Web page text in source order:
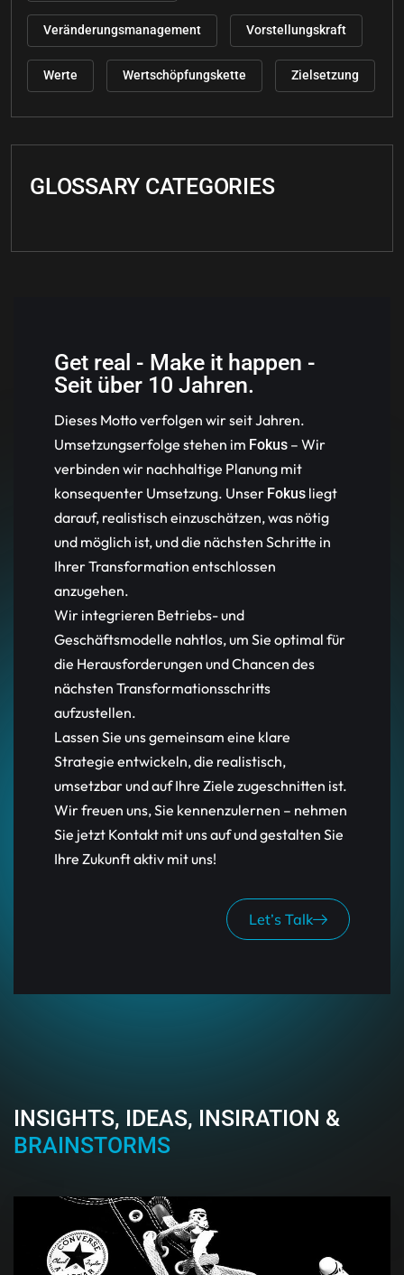
Veränderungsmanagement Vorstellungskraft
Werte Wertschöpfungskette Zielsetzung
GLOSSARY CATEGORIES
Get real - Make it happen -
Seit über 10 Jahren.
Dieses Motto verfolgen wir seit Jahren.
Umsetzungserfolge stehen im Fokus – Wir
verbinden wir nachhaltige Planung mit
konsequenter Umsetzung. Unser Fokus liegt
darauf, realistisch einzuschätzen, was nötig
und möglich ist, und die nächsten Schritte in
Ihrer Transformation entschlossen
anzugehen.
Wir integrieren Betriebs- und
Geschäftsmodelle nahtlos, um Sie optimal für
die Herausforderungen und Chancen des
nächsten Transformationsschritts
aufzustellen.
Lassen Sie uns gemeinsam eine klare
Strategie entwickeln, die realistisch,
umsetzbar und auf Ihre Ziele zugeschnitten ist.
Wir freuen uns, Sie kennenzulernen – nehmen
Sie jetzt Kontakt mit uns auf und gestalten Sie
Ihre Zukunft aktiv mit uns!
Let’s Talk
INSIGHTS, IDEAS, INSIRATION &
BRAINSTORMS